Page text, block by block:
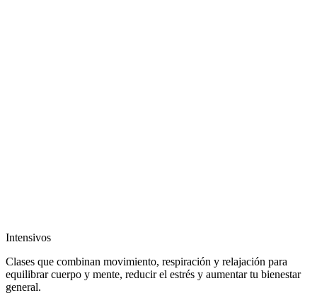
Intensivos
Clases que combinan movimiento, respiración y relajación para
equilibrar cuerpo y mente, reducir el estrés y aumentar tu bienestar
general.